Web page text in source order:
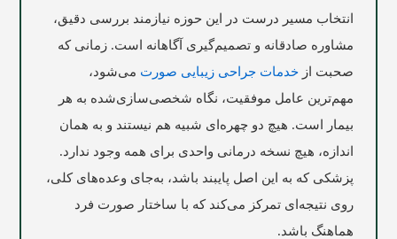
انتخاب مسیر درست در این حوزه نیازمند بررسی دقیق،
مشاوره صادقانه و تصمیم‌گیری آگاهانه است. زمانی که
صحبت ازخدمات جراحی زیبایی صورت می‌شود،
مهم‌ترین عامل موفقیت، نگاه شخصی‌سازی‌شده به هر
بیمار است. هیچ دو چهره‌ای شبیه هم نیستند و به همان
اندازه، هیچ نسخه درمانی واحدی برای همه وجود ندارد.
پزشکی که به این اصل پایبند باشد، به‌جای وعده‌های کلی،
روی نتیجه‌ای تمرکز می‌کند که با ساختار صورت فرد
هماهنگ باشد.